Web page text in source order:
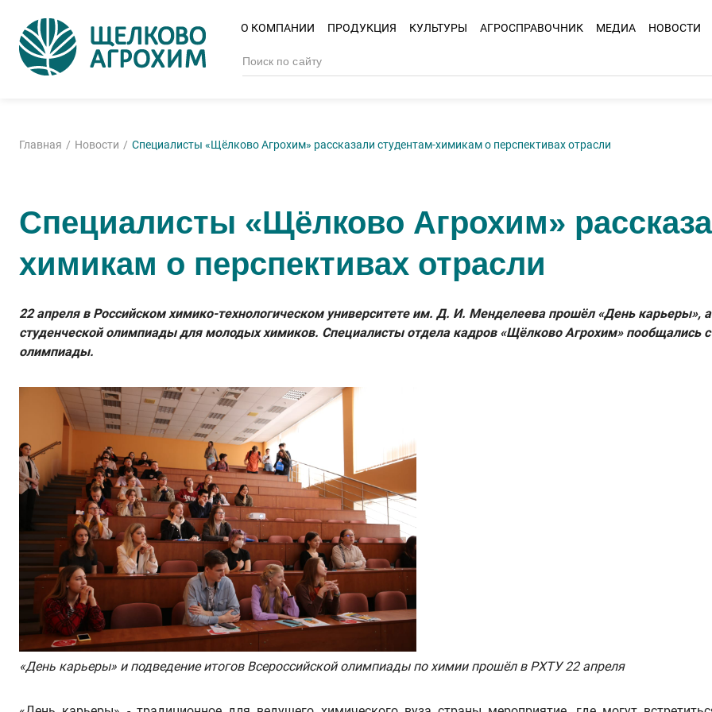
О КОМПАНИИ ПРОДУКЦИЯ КУЛЬТУРЫ АГРОСПРАВОЧНИК МЕДИА НОВОСТИ
Главная Новости Специалисты «Щёлково Агрохим» рассказали студентам-химикам о перспективах отрасли
Специалисты «Щёлково Агрохим»
химикам о перспективах отрасли
22 апреля в Российском химико-технологическом университете им. Д. И. Менделеева прошёл «День карьеры»,
студенческой олимпиады для молодых химиков. Специалисты отдела кадров «Щёлково Агрохим» пообщались
олимпиады.
«День карьеры» и подведение итогов Всероссийской олимпиады по химии прошёл в РХТУ 22 апреля